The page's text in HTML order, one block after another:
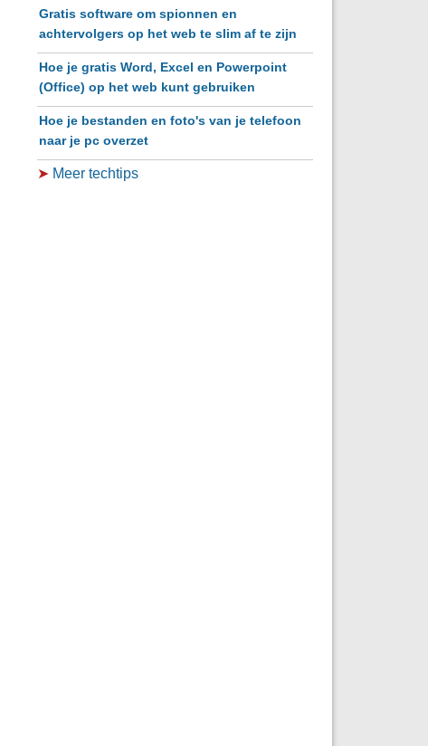
Gratis software om spionnen en
achtervolgers op het web te slim af te zijn
Hoe je gratis Word, Excel en Powerpoint
(Office) op het web kunt gebruiken
Hoe je bestanden en foto's van je telefoon
naar je pc overzet
➤ Meer techtips